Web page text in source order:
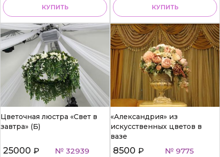
КУПИТЬ КУПИТЬ
Цветочная люстра «Свет в
завтра» (Б)
25000 ₽ № 32939
«Александрия» из
искусственных цветов в
вазе
8500 ₽ № 9775